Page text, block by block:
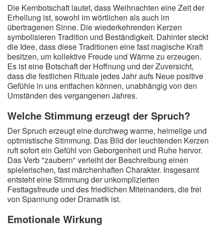
Die Kernbotschaft lautet, dass Weihnachten eine Zeit der
Erhellung ist, sowohl im wörtlichen als auch im
übertragenen Sinne. Die wiederkehrenden Kerzen
symbolisieren Tradition und Beständigkeit. Dahinter steckt
die Idee, dass diese Traditionen eine fast magische Kraft
besitzen, um kollektive Freude und Wärme zu erzeugen.
Es ist eine Botschaft der Hoffnung und der Zuversicht,
dass die festlichen Rituale jedes Jahr aufs Neue positive
Gefühle in uns entfachen können, unabhängig von den
Umständen des vergangenen Jahres.
Welche Stimmung erzeugt der Spruch?
Der Spruch erzeugt eine durchweg warme, heimelige und
optimistische Stimmung. Das Bild der leuchtenden Kerzen
ruft sofort ein Gefühl von Geborgenheit und Ruhe hervor.
Das Verb "zaubern" verleiht der Beschreibung einen
spielerischen, fast märchenhaften Charakter. Insgesamt
entsteht eine Stimmung der unkomplizierten
Festtagsfreude und des friedlichen Miteinanders, die frei
von Spannung oder Dramatik ist.
Emotionale Wirkung